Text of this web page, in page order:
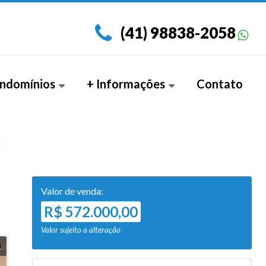
(41) 98838-2058
+ Informações Contato
Valor de venda:
R$ 572.000,00
Valor sujeito a alteração